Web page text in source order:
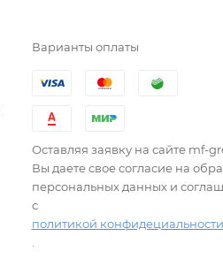
Варианты оплаты
Оставляя заявку на сайте mf-
Вы даете свое согласие на
персональных данных и
с
политикой конфидециальности